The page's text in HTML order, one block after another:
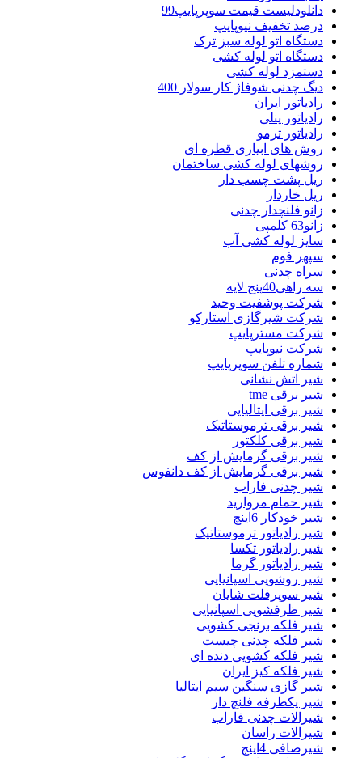
دانلودلیست قیمت سوپرپایپ99
درصد تخفیف نیوپایپ
دستگاه اتو لوله سبز ترک
دستگاه اتو لوله کشی
دستمزد لوله کشی
دیگ چدنی شوفاژ کار سولار 400
رادیاتور ایران
رادیاتور پنلی
رادیاتور ترمو
روش های ابیاری قطره ای
روشهای لوله کشی ساختمان
ریل پشت چسب دار
ریل خاردار
زانو فلنچدار چدنی
زانو63 کلمپی
سایز لوله کشی آب
سپهر فوم
سراه چدنی
سه راهی40پنج لایه
شرکت پوشفیت وحید
شرکت شیرگازی استارکو
شرکت مسترپایپ
شرکت نیوپایپ
شماره تلفن سوپرپایپ
شیر اتش نشانی
شیر برقی tme
شیر برقی ایتالیایی
شیر برقی ترموستاتیک
شیر برقی کلکتور
شیر برقی گرمایش از کف
شیر برقی گرمایش از کف دانفوس
شیر چدنی فاراب
شیر حمام مروارید
شیر خودکار 6اینچ
شیر رادیاتور ترموستاتیک
شیر رادیاتور تکسا
شیر رادیاتور گرما
شیر روشویی اسپانیایی
شیر سوپرفلت شایان
شیر ظرفشویی اسپانیایی
شیر فلکه برنجی کشویی
شیر فلکه چدنی چیست
شیر فلکه کشویی دنده ای
شیر فلکه کیز ایران
شیر گازی سنگین سیم ایتالیا
شیر یکطرفه فلنچ دار
شیرالات چدنی فاراب
شیرالات راسان
شیرصافی 4اینچ